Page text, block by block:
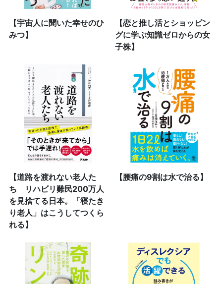
【宇宙人に聞いた幸せのひ
みつ】
【恋と推し活とショッピン
グに学ぶ知識ゼロからの女
子株】
【道路を渡れない老人た
ち リハビリ難民200万人
を見捨てる日本。「寝たき
り老人」はこうしてつくら
れる】
【腰痛の9割は水で治る】